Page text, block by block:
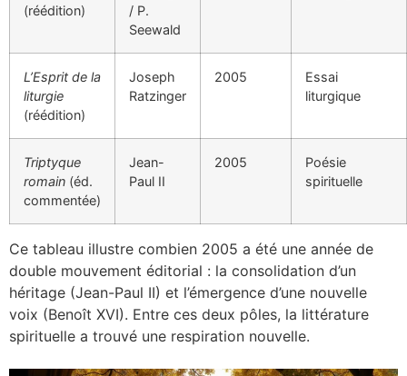
(réédition)
/ P.
Seewald
L’Esprit de la
liturgie
(réédition)
Joseph
Ratzinger
2005
Essai
liturgique
Triptyque
romain (éd.
commentée)
Jean-
Paul II
2005
Poésie
spirituelle
Ce tableau illustre combien 2005 a été une année de
double mouvement éditorial : la consolidation d’un
héritage (Jean-Paul II) et l’émergence d’une nouvelle
voix (Benoît XVI). Entre ces deux pôles, la littérature
spirituelle a trouvé une respiration nouvelle.